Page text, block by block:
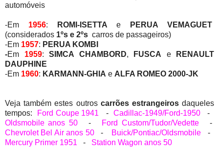
automóveis
-Em 1956: ROMI-ISETTA e
PERUA VEMAGUET
(considerados 1ºs e 2ºs carros de passageiros)
-Em 1957: PERUA KOMBI
-Em 1959: SIMCA CHAMBORD, FUSCA e
RENAULT
DAUPHINE
-Em 1960: KARMANN-GHIA e ALFA ROMEO 2000-JK
Veja também estes outros carrões estrangeirosdaqueles
tempos:
Ford Coupe 1941 - Cadillac-1949/Ford-1950-
Oldsmobile anos 50- Ford Custom/Tudor/Vedette-
Chevrolet Bel Air anos 50
- Buick/Pontiac/Oldsmobile -
Mercury Primer 1951 - Station Wagon anos 50